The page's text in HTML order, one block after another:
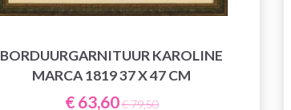
BORDUURGARNITUUR KAROLINE
MARCA 1819 37 X 47 CM
€ 63,60€ 79,50